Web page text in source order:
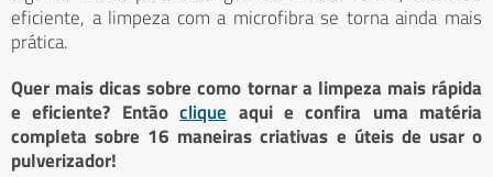
eficiente, a limpeza com a microfibra se torna ainda mais
prática.
Quer mais dicas sobre como tornar a limpeza mais rápida
e eficiente? Entãoclique aqui e confira uma matéria
completa sobre 16 maneiras criativas e úteis de usar o
pulverizador!